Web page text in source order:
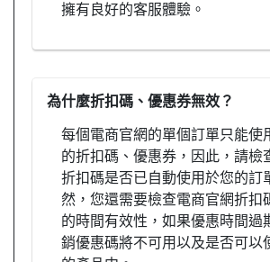
擁有良好的客服體驗。
為什麼折扣碼、優惠券無效？
每個電商官網的單個訂單只能使
的折扣碼、優惠券，因此，請檢
折扣碼是否已自動使用於您的訂
然，您還需要檢查電商官網折扣
的時間有效性，如果優惠時間過
銷優惠碼將不可用以及是否可以